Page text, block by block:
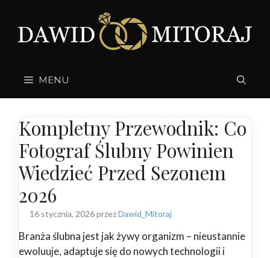
MENU
Kompletny Przewodnik: Co
Fotograf Ślubny Powinien
Wiedzieć Przed Sezonem
2026
16 stycznia, 2026przezDawid_Mitoraj
Branża ślubna jest jak żywy organizm – nieustannie
ewoluuje, adaptuje się do nowych technologii i